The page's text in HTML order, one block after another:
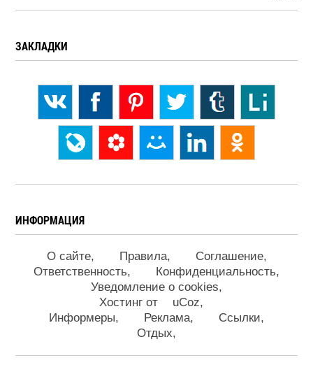
ЗАКЛАДКИ
ИНФОРМАЦИЯ
О сайте Правила
Соглашение
Ответственность
Конфиденциальность
Уведомление о cookies
Хостинг от
uCoz
Информеры
Реклама
Ссылки
Отдых